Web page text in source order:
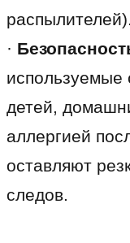
распылителей).
·
используемые
детей,
аллергией
оставляют
следов.